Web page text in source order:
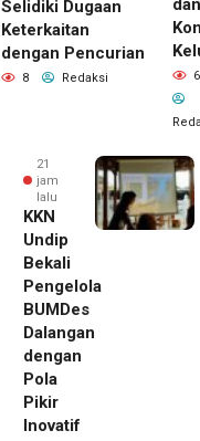
Selidiki Dugaan
Keterkaitan
dengan Pencurian
8 Redaksi
dan
6
21
jam
lalu
KKN
Undip
Bekali
Pengelola
BUMDes
Dalangan
dengan
Pola
Pikir
Inovatif